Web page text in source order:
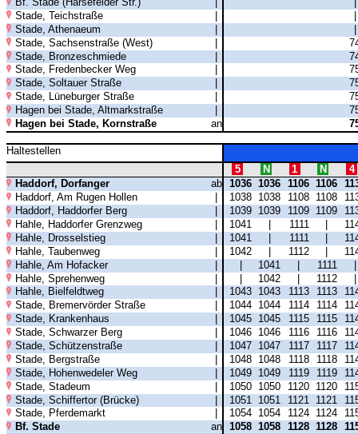
Stade, Teichstraße
Stade, Athenaeum
Stade, Sachsenstraße (West)
|
Stade, Bronzeschmiede
|
Stade, Fredenbecker Weg
Stade, Soltauer Straße
Stade, Lüneburger Straße
Hagen bei Stade, Altmarkstraße
Hagen bei Stade, Kornstraße
an
Haltestellen
5
N 1 N
4
Haddorf, Dorfanger
ab 1036 1036 1106 1106
Haddorf, Am Rugen Hollen
1038 1038 1108 1108
Haddorf, Haddorfer Berg
1039 1039 1109 1109
Hahle, Haddorfer Grenzweg
1041 1111
Hahle, Drosselstieg
1041 1111
Hahle, Taubenweg
| 1042 | 1112 |
Hahle, Am Hofacker
| | 1041 | 1111
Hahle, Sprehenweg
| | 1042 | 1112
Hahle, Bielfeldtweg
1043 1043 1113 1113
Stade, Bremervörder Straße
1044 1044 1114 1114
Stade, Krankenhaus
1045 1045 1115 1115
Stade, Schwarzer Berg
1046 1046 1116 1116
Stade, Schützenstraße
1047 1047 1117 1117
Stade, Bergstraße
1048 1048 1118 1118
Stade, Hohenwedeler Weg
1049 1049 1119 1119
Stade, Stadeum
| 1050 1050 1120 1120
Stade, Schiffertor (Brücke)
| 1051 1051 1121 1121
Stade, Pferdemarkt
1054 1054 1124 1124
Bf. Stade
an 1058 1058 1128 1128